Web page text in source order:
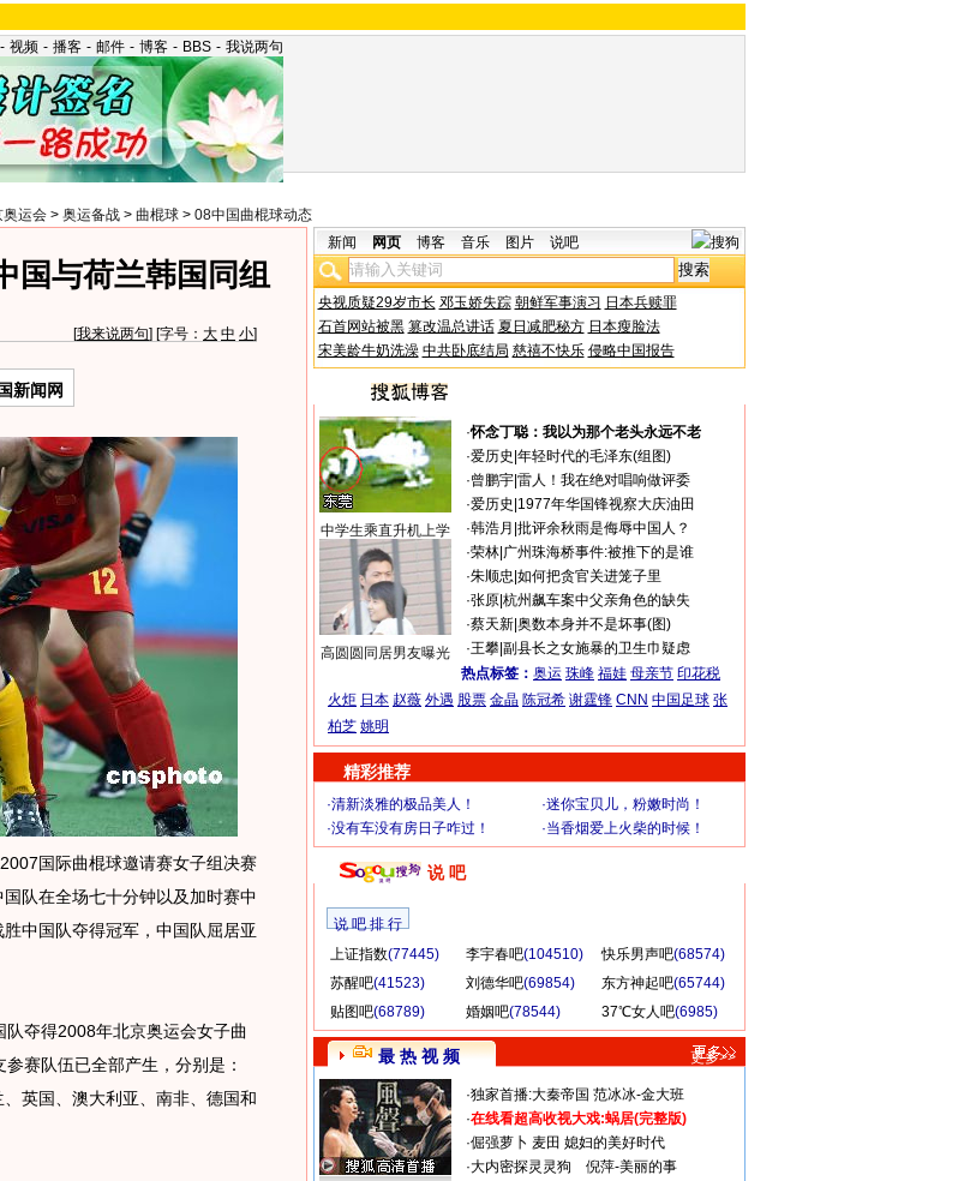
- 视频 - 播客 - 邮件 - 博客 - BBS - 我说两句
运会 > 奥运备战 > 曲棍球 > 08中国曲棍球动态
国与荷兰韩国同组
[我来说两句] [字号： 大 中 小]
新闻网
国际曲棍球邀请赛女子组决赛
队在全场七十分钟以及加时赛中
中国队夺得冠军，中国队屈居亚
夺得2008年北京奥运会女子曲
赛队伍已全部产生，分别是：
英国、澳大利亚、南非、德国和
新闻 网页 博客 音乐 图片 说吧
央视质疑29岁市长 邓玉娇失踪 朝鲜军事演习 日本兵赎罪
石首网站被黑 篡改温总讲话 夏日减肥秘方 日本瘦脸法
宋美龄牛奶洗澡 中共卧底结局 慈禧不快乐 侵略中国报告
中学生乘直升机上学
高圆圆同居男友曝光
·怀念丁聪：我以为那个老头永远不老
·爱历史 年轻时代的毛泽东(组图)
·曾鹏宇| 雷人！我在绝对唱响做评委
·爱历史 1977年华国锋视察大庆油田
·韩浩月 批评余秋雨是侮辱中国人？
·荣林| 广州珠海桥事件:被推下的是谁
·朱顺忠 如何把贪官关进笼子里
·张原| 杭州飙车案中父亲角色的缺失
·蔡天新| 奥数本身并不是坏事(图)
·王攀| 副县长之女施暴的卫生巾疑虑
热点标签： 奥运 珠峰 福娃 母亲节 印花税
火炬 日本 赵薇 外遇 股票 金晶 陈冠希 谢霆锋 CNN 中国足球 张
柏芝 姚明
精彩推荐
·清新淡雅的极品美人！ ·迷你宝贝儿，粉嫩时尚！
·没有车没有房日子咋过！ ·当香烟爱上火柴的时候！
说 吧
说 吧 排 行
上证指数(77445) 李宇春吧(104510) 快乐男声吧(68574)
苏醒吧(41523) 刘德华吧(69854) 东方神起吧(65744)
贴图吧(68789) 婚姻吧(78544) 37℃女人吧(6985)
最 热 视 频 更多>>
·独家首播:大秦帝国 范冰冰-金大班
·在线看超高收视大戏:蜗居(完整版)
·倔强萝卜 麦田 媳妇的美好时代
·大内密探灵灵狗
倪萍-美丽的事